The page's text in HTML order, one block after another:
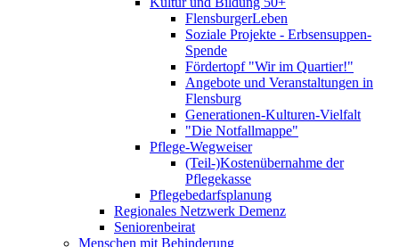
FlensburgerLeben
Soziale Projekte - Erbsensuppen-
Spende
Fördertopf "Wir im Quartier!"
Angebote und Veranstaltungen in
Flensburg
Generationen-Kulturen-Vielfalt
"Die Notfallmappe"
Pflege-Wegweiser
(Teil-)Kostenübernahme der
Pflegekasse
Pflegebedarfsplanung
Regionales Netzwerk Demenz
Seniorenbeirat
Menschen mit Behinderung